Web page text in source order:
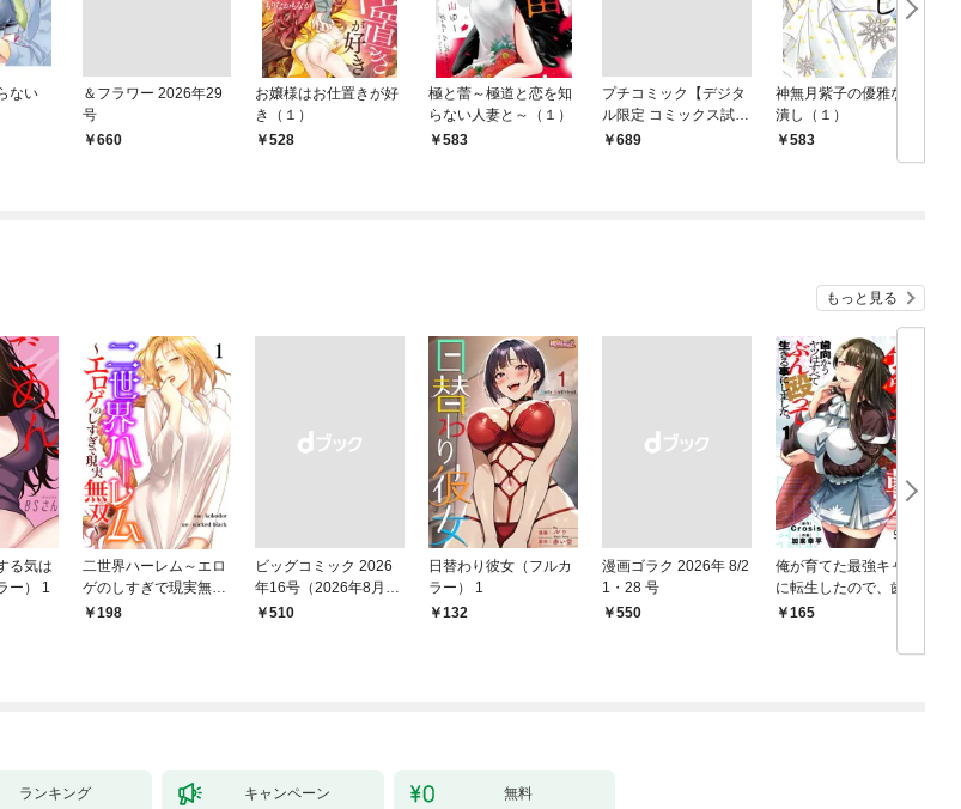
ない
＆フラワー 2026年29
号
￥660
お嬢様はお仕置きが好
き（１）
528
極と蕾～極道と恋を知
らない人妻と～（１）
583
プチコミック【デジタ
ル限定 コミックス試し
読み特典付き】 2026
￥689
神無月紫子の優雅な暇
潰し（１）
583
もっと見る
る気は
ー） 1
二世界ハーレム～エロ
ゲのしすぎで現実無双
～１198
ビッグコミック 2026
年16号（2026年8月7
日発売）
￥510
日替わり彼女（フルカ
ラー） 1
132
漫画ゴラク 2026年 8/2
1・28 号
￥550
俺が育てた最強キャラ
に転生したので、歯向
かうヤツはすべてぶん
165
ランキング キャンペーン 無料